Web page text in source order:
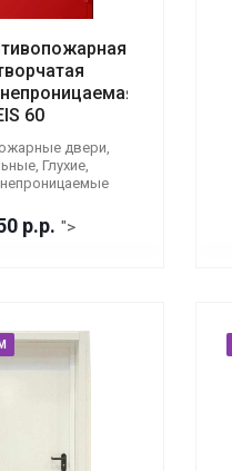
60
двери,
Глухие,
р.р. ">